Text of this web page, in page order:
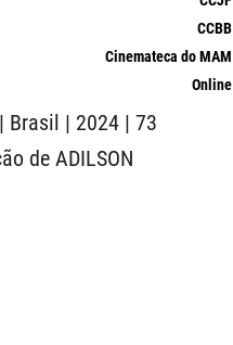
CCBB
Cinemateca do MAM
Online
Brasil | 2024 | 73
de ADILSON